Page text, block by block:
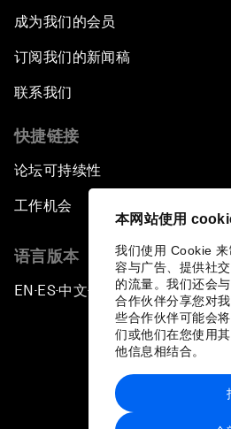
本网站使用
我们使用 Cookie
容与广告、提供社
的流量。我们还会
合作伙伴分享您对
些合作伙伴可能会
们或他们在您使用
他信息相结合。
成为我们的会员
订阅我们的新闻稿
联系我们
快捷链接
论坛可持续性
工作机会
语言版本
EN ▪ES▪中文▪ 日本語